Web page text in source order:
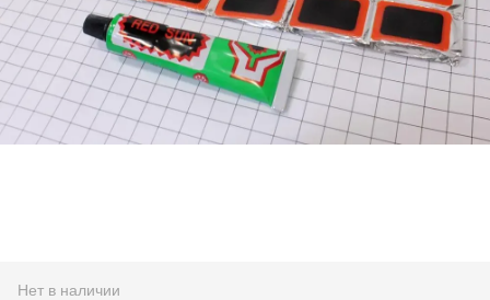
Нет в наличии